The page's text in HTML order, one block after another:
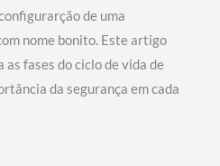
de uma
nome bonito. Este artigo
fases do ciclo de vida de
da segurança em cada